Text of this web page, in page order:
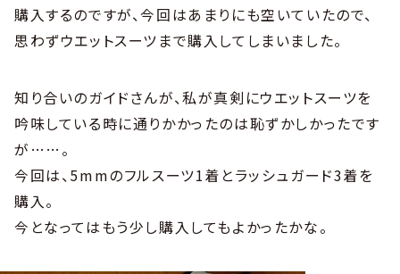
購入するのですが、今回はあまりにも空いていたので、
思わずウエットスーツまで購入してしまいました。
知り合いのガイドさんが、私が真剣にウエットスーツを
吟味している時に通りかかったのは恥ずかしかったです
が……。
今回は、5mmのフルスーツ1着とラッシュガード3着を
購入。
今となってはもう少し購入してもよかったかな。